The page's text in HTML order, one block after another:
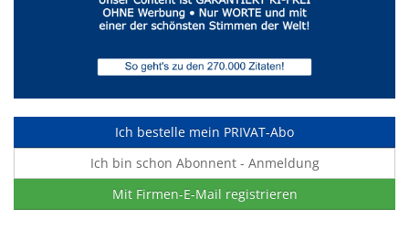
Ich bestelle mein PRIVAT-Abo
Ich bin schon Abonnent - Anmeldung
Mit Firmen-E-Mail registrieren